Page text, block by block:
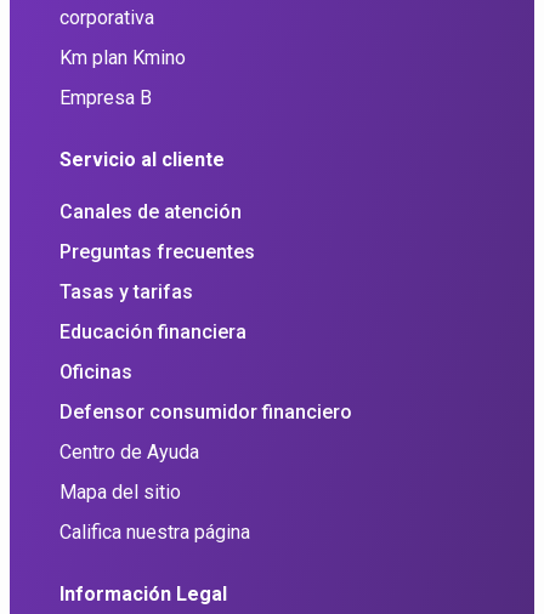
corporativa
Km plan Kmino
Empresa B
Servicio al cliente
Canales de atención
Preguntas frecuentes
Tasas y tarifas
Educación financiera
Oficinas
Defensor consumidor financiero
Centro de Ayuda
Mapa del sitio
Califica nuestra página
Información Legal